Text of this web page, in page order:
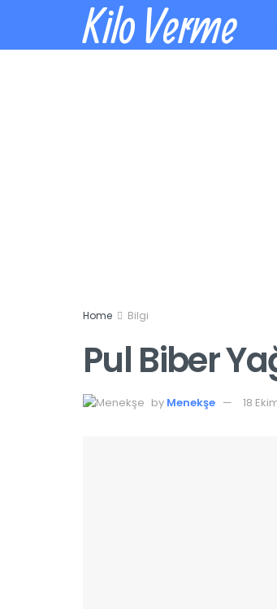
Kilo Verme
Home Bilgi
Pul Biber
by Menekşe 18